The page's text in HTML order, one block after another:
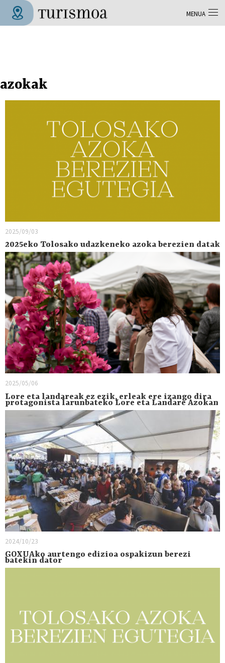
Skip to main content
azokak
2025/09/03
2025eko Tolosako udazkeneko azoka berezien datak
2025/05/06
Lore eta landareak ez ezik, erleak ere izango dira
protagonista larunbateko Lore eta Landare Azokan
2024/10/23
GOXUAko aurtengo edizioa ospakizun berezi
batekin dator
MENUA